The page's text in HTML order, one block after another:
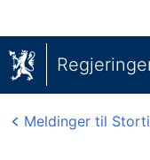
Meldinger til